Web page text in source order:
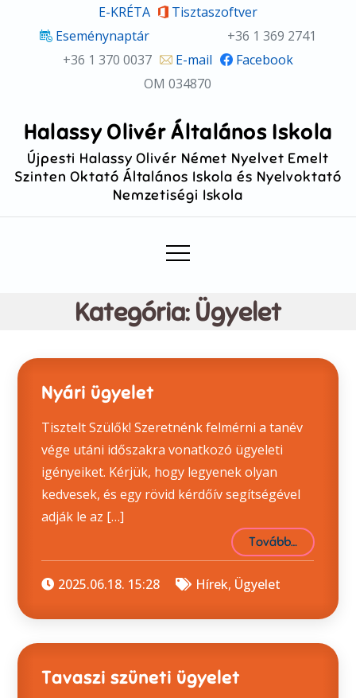
E-KRÉTA
Tisztaszoftver
Eseménynaptár
+36 1 369 2741
+36 1 370 0037
E-mail
Facebook
OM 034870
Halassy Olivér Általános Iskola
Újpesti Halassy Olivér Német Nyelvet Emelt
Szinten Oktató Általános Iskola és Nyelvoktató
Nemzetiségi Iskola
Kategória: Ügyelet
Nyári ügyelet
Tisztelt Szülők! Szeretnénk felmérni a tanév
vége utáni időszakra vonatkozó ügyeleti
igényeiket. Kérjük, hogy legyenek olyan
kedvesek, és egy rövid kérdőív segítségével
adják le az […]
Tovább…
2025.06.18. 15:28 Hírek, Ügyelet
Tavaszi szüneti ügyelet